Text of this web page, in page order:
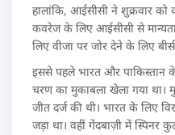
हालांकि, आईसीसी ने शुक्रवार को
कवरेज के लिए आईसीसी से मान्यता
लिए वीजा पर जोर देने के लिए
इससे पहले भारत और पाकिस्तान
चरण का मुकाबला खेला गया था।
जीत दर्ज की थी। भारत के लिए
जड़ा था। वहीं गेंदबाज़ी में स्पिनर